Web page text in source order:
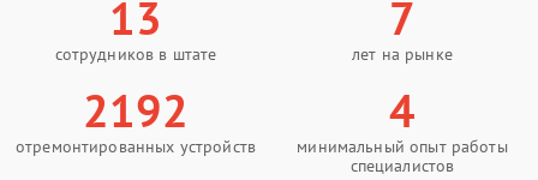
13
сотрудников в штате
7
лет на рынке
2192
отремонтированных устройств
4
минимальный опыт работы
специалистов